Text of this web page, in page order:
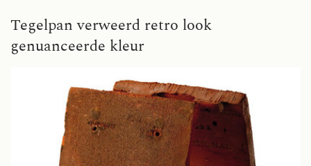
Tegelpan verweerd retro look
genuanceerde kleur